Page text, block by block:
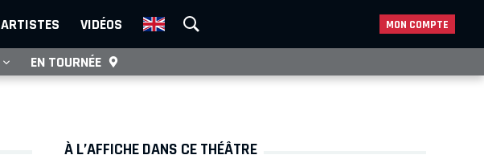
ARTISTES VIDÉOS MON COMPTE
EN TOURNÉE
À L’AFFICHE DANS CE THÉÂTRE